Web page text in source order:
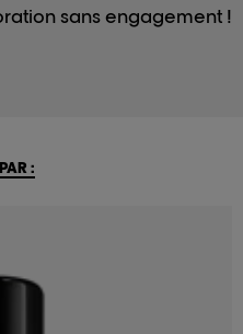
sans engagement !
: